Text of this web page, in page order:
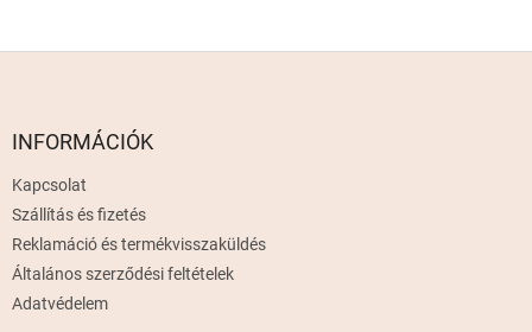
INFORMÁCIÓK
Kapcsolat
Szállítás és fizetés
Reklamáció és termékvisszaküldés
Általános szerződési feltételek
Adatvédelem